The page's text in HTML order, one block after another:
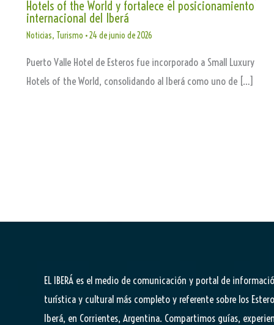
Hotels of the World y fortalece el posicionamiento
internacional del Iberá
Noticias, Turismo •24 de junio de 2026
Puerto Valle Hotel de Esteros fue incorporado a Small Luxury
Hotels of the World, consolidando al Iberá como uno de […]
EL IBERÁ es el medio de comunicación y portal de
turística y cultural más completo y referente sobre los
Iberá, en Corrientes, Argentina. Compartimos guías,